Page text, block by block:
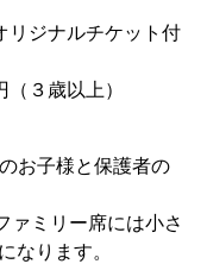
リジナルチケット付
３歳以上）
子様と保護者の
ァミリー席には小さ
なります。